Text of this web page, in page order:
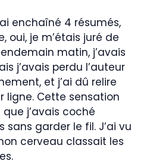
enchaîné 4 résumés,
oui, je m’étais juré de
matin, j’avais
j’avais perdu l’auteur
et j’ai dû relire
ligne. Cette sensation
j’avais coché
garder le fil. J’ai vu
cerveau classait les